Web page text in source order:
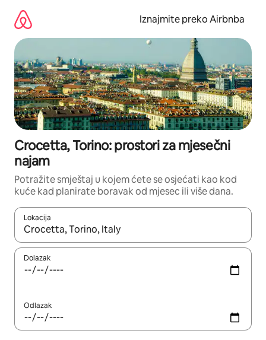
sadržaj
Iznajmite preko Airbnba
Crocetta, Torino: prostori za mjesečni
najam
Potražite smještaj u kojem ćete se osjećati kao kod
kuće kad planirate boravak od mjesec ili više dana.
Lokacija
Kada budu dostupni rezultati, moći ćete ih pregledati
Dolazak
Odlazak